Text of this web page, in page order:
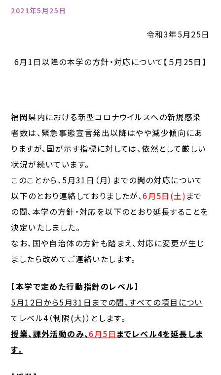
2021年5月25日
令和3年5月25日
6月1日以降の本学の方針・対応について【５月25日】
福岡県内における新型コロナウイルスへの新規感染
者数は、緊急事態宣言発出以降はやや減少傾向にあ
りますが、国が示す指標に対しては、依然として厳しい
状況が続いています。
このことから、5月31日（月）までの間の対応について
以下のとおり連絡しておりましたが、6月5日(土) まで
の間、本学の方針・対応を以下のとおり延長することを
決定いたしました。
なお、国や自治体の方針も踏まえ、対応に変更が生じ
ましたら改めてご連絡いたします。
【本学で定めた行動指針のレベル】
5月12日から5月31日までの間、すべての項目につい
てレベル4（制限(大)）とします。
授業、課外活動のみ、6月5日 までレベル4を延長しま
す。